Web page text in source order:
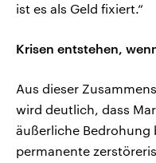
ist es als Geld fixiert.“
Krisen entstehen,
Aus dieser
wird deutlich, dass
äußerliche Bedrohung
permanente